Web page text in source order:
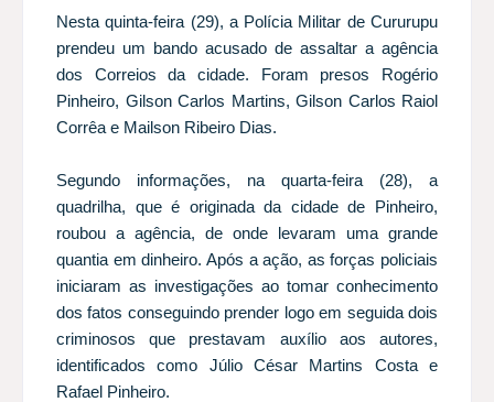
Nesta quinta-feira (29), a Polícia Militar de Cururupu
prendeu um bando acusado de assaltar a agência
dos Correios da cidade. Foram presos Rogério
Pinheiro, Gilson Carlos Martins, Gilson Carlos Raiol
Corrêa e Mailson Ribeiro Dias.
Segundo informações, na quarta-feira (28), a
quadrilha, que é originada da cidade de Pinheiro,
roubou a agência, de onde levaram uma grande
quantia em dinheiro. Após a ação, as forças policiais
iniciaram as investigações ao tomar conhecimento
dos fatos conseguindo prender logo em seguida dois
criminosos que prestavam auxílio aos autores,
identificados como Júlio César Martins Costa e
Rafael Pinheiro.